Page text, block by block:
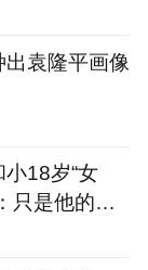
袁隆平画像
18岁“女
只是他的粉